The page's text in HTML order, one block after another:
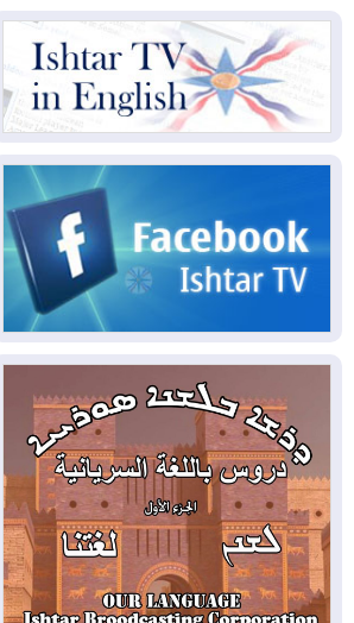
2026-08-05
لمدة عام.. بدء توريد 100
مليون قدم مكعب يومياً من غاز كورمور في
إقليم كوردستان إلى وزارة الكهرباء العراقية
ملامح أخطر التحديات التي تواجه العراق
2026-08-05
حرائق فرنسا.. توقيف 402
شخص بينهم 156 قاصرا منذ بداية موسم
الحرائق
2026-08-04سومو: إنتاج النفط في إقليم
كوردستان انخفض إلى أقل من 10%
2026-08-04ملفات حقبة الكاظمي تعود إلى
الواجهة.. أنباء عن مراجعات قضائية
وتحقيقات أوسع في قضايا فساد
2026-08-04بيترو يشكو تزوير الانتخابات
الرئاسية ويحذر من "حرب أهلية" في
كولومبيا